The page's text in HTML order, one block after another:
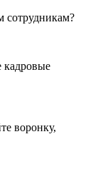
сотрудникам?
кадровые
воронку,